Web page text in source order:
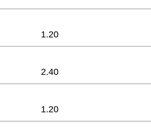
1.20
2.40
1.20